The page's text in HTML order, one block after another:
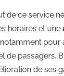
de ce service
horaires et une
pour
de passagers.
de ses